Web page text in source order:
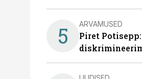
5 ARVAMUSED
Piret